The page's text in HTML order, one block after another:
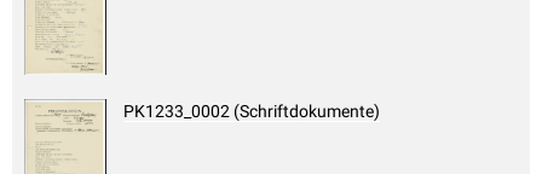
PK1233_0002 (Schriftdokumente)